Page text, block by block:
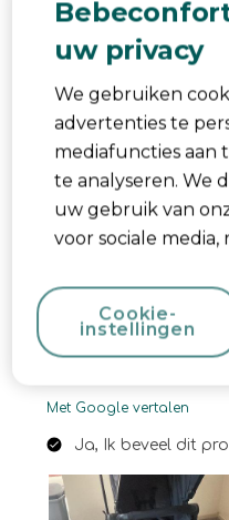
Kwaliteit van product,
5 van 5 sterren.
J'adore
Justine-Islem
een jaar geleden
pile et monter. Le
main j'adore. Trop
à découper. Pas
Met Google vertalen
Ja, Ik beveel dit
uw privacy
We gebruiken
advertenties te
mediafuncties aan
te analyseren. We
uw gebruik van
voor sociale media,
Cookie-
instellingen